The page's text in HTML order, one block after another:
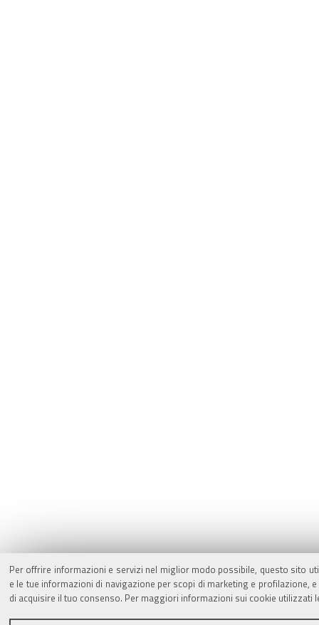
Per offrire informazioni e servizi nel miglior modo possibile, questo sito
e le tue informazioni di navigazione per scopi di marketing e
di acquisire il tuo consenso. Per maggiori informazioni sui cookie utilizzati